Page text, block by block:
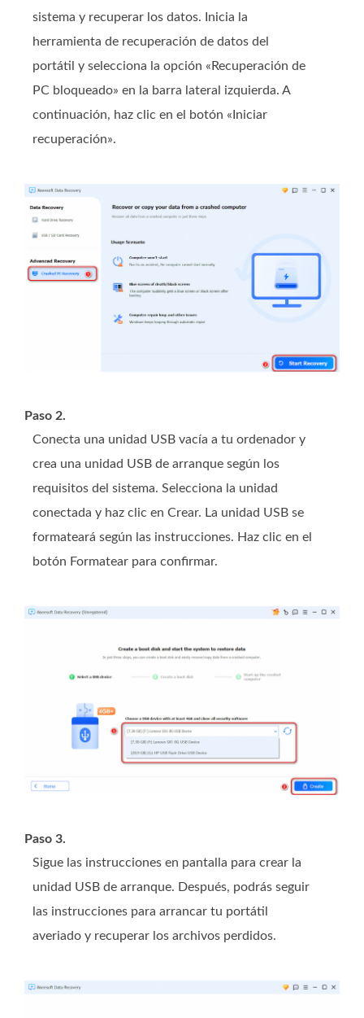
sistema y recuperar los datos. Inicia la
herramienta de recuperación de datos del
portátil y selecciona la opción «Recuperación de
PC bloqueado» en la barra lateral izquierda. A
continuación, haz clic en el botón «Iniciar
recuperación».
Paso 2.
Conecta una unidad USB vacía a tu ordenador y
crea una unidad USB de arranque según los
requisitos del sistema. Selecciona la unidad
conectada y haz clic en Crear. La unidad USB se
formateará según las instrucciones. Haz clic en el
botón Formatear para confirmar.
Paso 3.
Sigue las instrucciones en pantalla para crear la
unidad USB de arranque. Después, podrás seguir
las instrucciones para arrancar tu portátil
averiado y recuperar los archivos perdidos.